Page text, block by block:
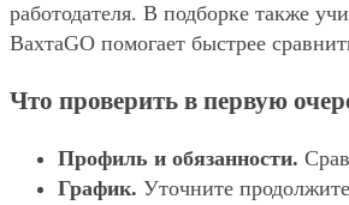
работодателя. В подборке также
ВахтаGO помогает быстрее
Что проверить в первую
Профиль и обязанности.
График. Уточните